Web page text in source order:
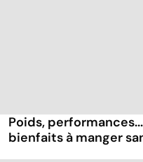
Poids,
bienfaits à manger